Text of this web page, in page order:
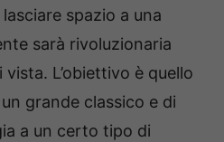
spazio a una
sarà rivoluzionaria
L’obiettivo è quello
grande classico e di
a un certo tipo di